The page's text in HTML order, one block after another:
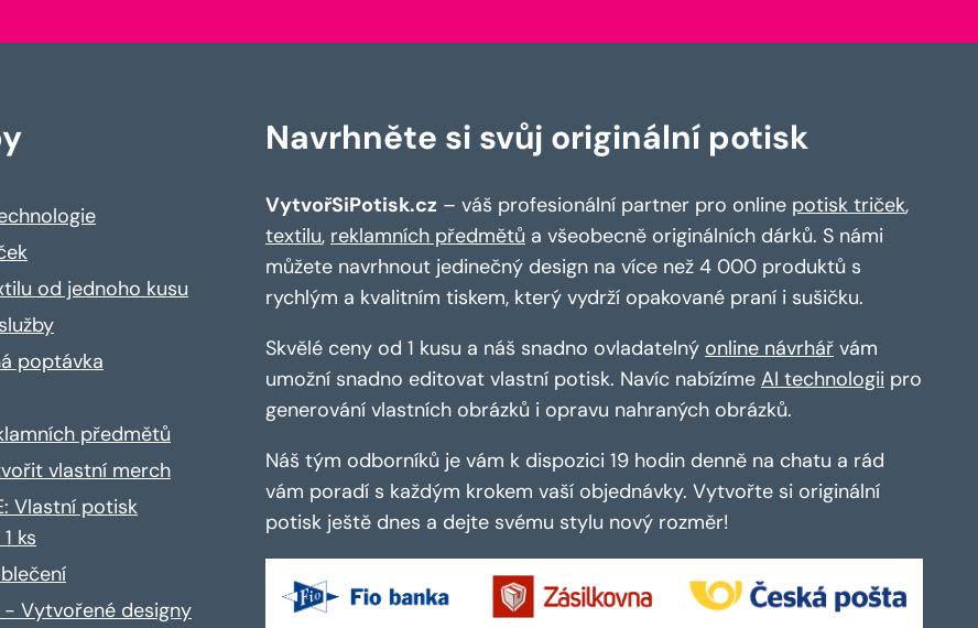
od jednoho kusu
poptávka
předmětů
vlastní merch
Vlastní potisk
ks
- Vytvořené designy
Navrhněte si svůj originální potisk
VytvořSiPotisk.cz – váš profesionální partner pro online potisk triček,
textilu, reklamních předmětů a všeobecně originálních dárků. S námi
můžete navrhnout jedinečný design na více než 4 000 produktů s
rychlým a kvalitním tiskem, který vydrží opakované praní i sušičku.
Skvělé ceny od 1 kusu a náš snadno ovladatelný online návrhář vám
umožní snadno editovat vlastní potisk. Navíc nabízíme AI technologii pro
generování vlastních obrázků i opravu nahraných obrázků.
Náš tým odborníků je vám k dispozici 19 hodin denně na chatu a rád
vám poradí s každým krokem vaší objednávky. Vytvořte si originální
potisk ještě dnes a dejte svému stylu nový rozměr!